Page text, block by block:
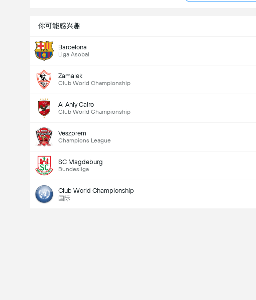
你可能感兴趣
Barcelona
Liga Asobal
Zamalek
Club World Championship
Al Ahly Cairo
Club World Championship
Veszprem
Champions League
SC Magdeburg
Bundesliga
Club World Championship
国际